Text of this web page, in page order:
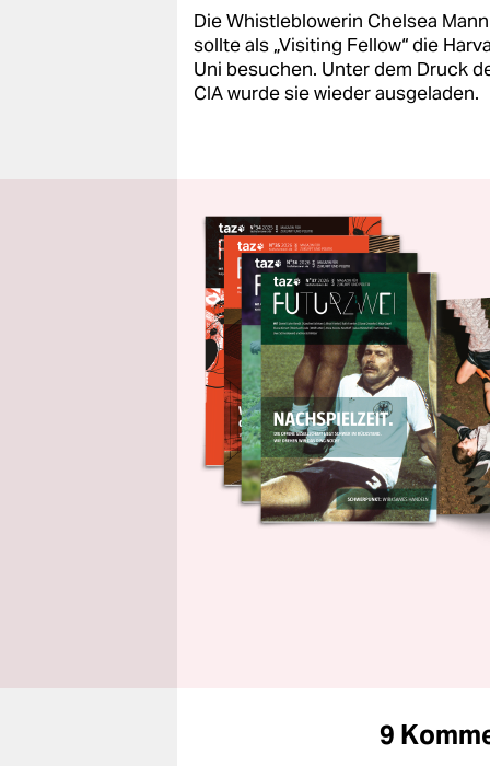
Die Whistleblowerin Chelsea
sollte als „Visiting Fellow“ die
Uni besuchen. Unter dem Druck
CIA wurde sie wieder ausgeladen.
9